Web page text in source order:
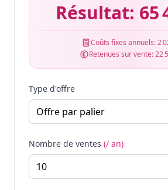
Résultat: 65
Coûts fixes annuels:2
Retenues sur vente:22
Type d'offre
Nombre de ventes (/ an)